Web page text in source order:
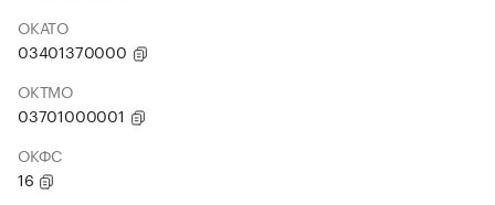
ОКАТО
03401370000
ОКТМО
03701000001
ОКФС
16